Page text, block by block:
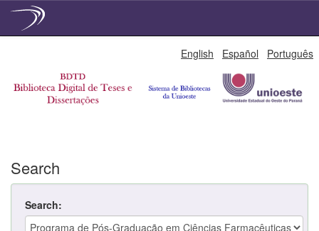
English Español Português
Search
Search: